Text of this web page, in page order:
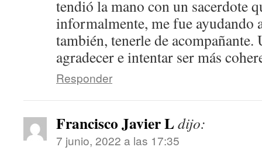
tendió la mano con un sacerdote
informalmente, me fue ayudando
también, tenerle de acompañante.
agradecer e intentar ser más
Responder
Francisco Javier Ldijo:
7 junio, 2022 a las 17:35